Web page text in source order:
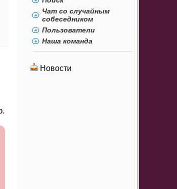
Чат со случайным
собеседником
Пользователи
Наша команда
Новости